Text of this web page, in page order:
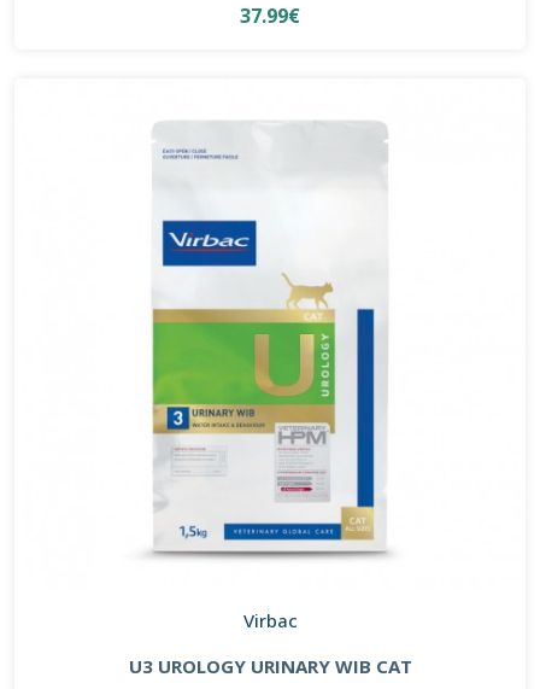
37.99€
Virbac
U3 UROLOGY URINARY WIB CAT